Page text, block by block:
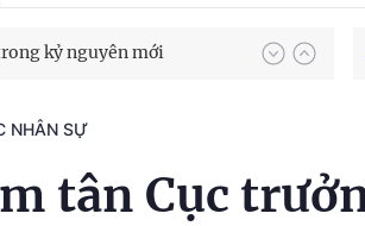
kỷ nguyên mới
NHÂN SỰ
tân Cục